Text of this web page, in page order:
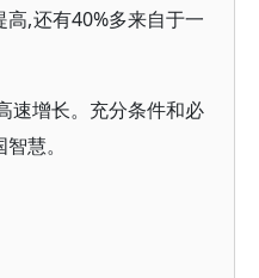
,还有40%多来自于一
速增长。充分条件和必
慧。